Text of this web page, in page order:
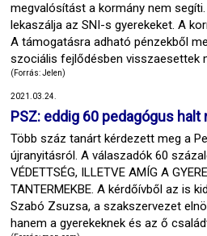
megvalósítást a kormány nem
lekaszálja az SNI-s gyerekeket. A
A támogatásra adható pénzekből
szociális fejlődésben visszaesettek
(Forrás: Jelen)
2021.03.24.
PSZ: eddig 60 pedagógus
Több száz tanárt kérdezett meg a
újranyitásról. A válaszadók 60
VÉDETTSÉG, ILLETVE AMÍG A
TANTERMEKBE. A kérdőívből az is
Szabó Zsuzsa, a szakszervezet
hanem a gyerekeknek és az ő